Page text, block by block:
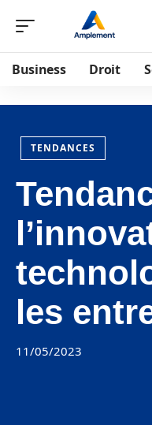
Business Droit
TENDANCES
les
11/05/2023